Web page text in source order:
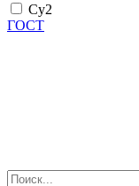
Су2
ГОСТ